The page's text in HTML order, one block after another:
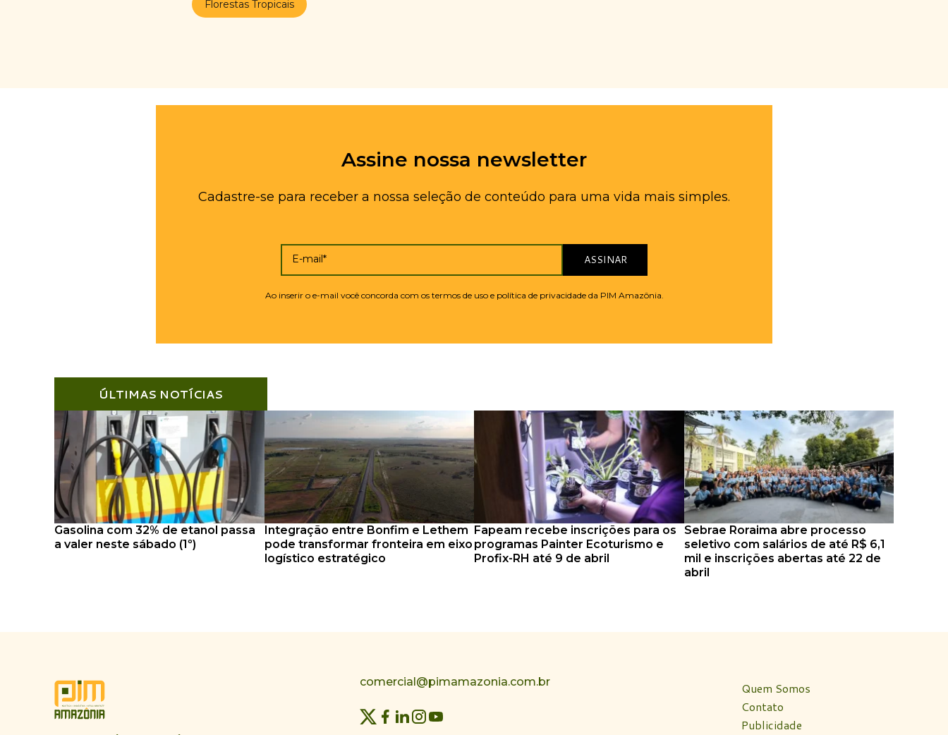
Florestas Tropicais
Assine nossa newsletter
Cadastre-se para receber a nossa seleção de conteúdo para uma vida mais simples.
E-mail* ASSINAR
Ao inserir o e-mail você concorda com os termos de uso e política de privacidade da PIM Amazônia.
ÚLTIMAS NOTÍCIAS
Gasolina com 32% de etanol passa
a valer neste sábado (1º)
Integração entre Bonfim e Lethem
pode transformar fronteira em eixo
logístico estratégico
Fapeam recebe inscrições para os
programas Painter Ecoturismo e
Profix-RH até 9 de abril
Sebrae Roraima abre processo
seletivo com salários de até R$ 6,1
mil e inscrições abertas até 22 de
abril
comercial@pimamazonia.com.br
Quem Somos
Contato
Publicidade